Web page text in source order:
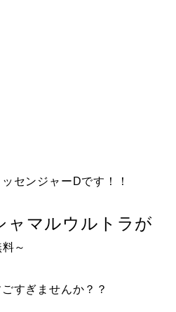
センジャーDです！！
ャマルウルトラが
～
すぎませんか？？